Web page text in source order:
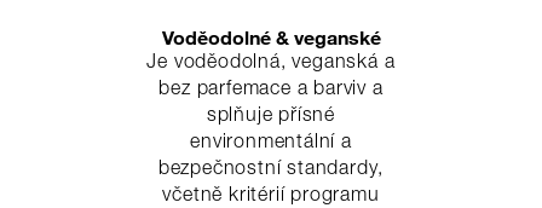
Voděodolné & veganské
Je voděodolná, veganská a
bez parfemace a barviv a
splňuje přísné
environmentální a
bezpečnostní standardy,
včetně kritérií programu